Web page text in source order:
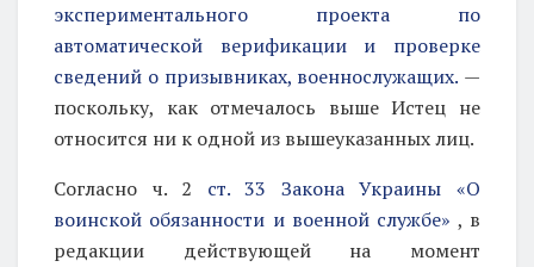
экспериментального проекта по
автоматической верификации и проверке
сведений о призывниках, военнослужащих. —
поскольку, как отмечалось выше Истец не
относится ни к одной из вышеуказанных лиц.
Согласно ч. 2 ст. 33 Закона Украины «О
воинской обязанности и военной службе» , в
редакции действующей на момент